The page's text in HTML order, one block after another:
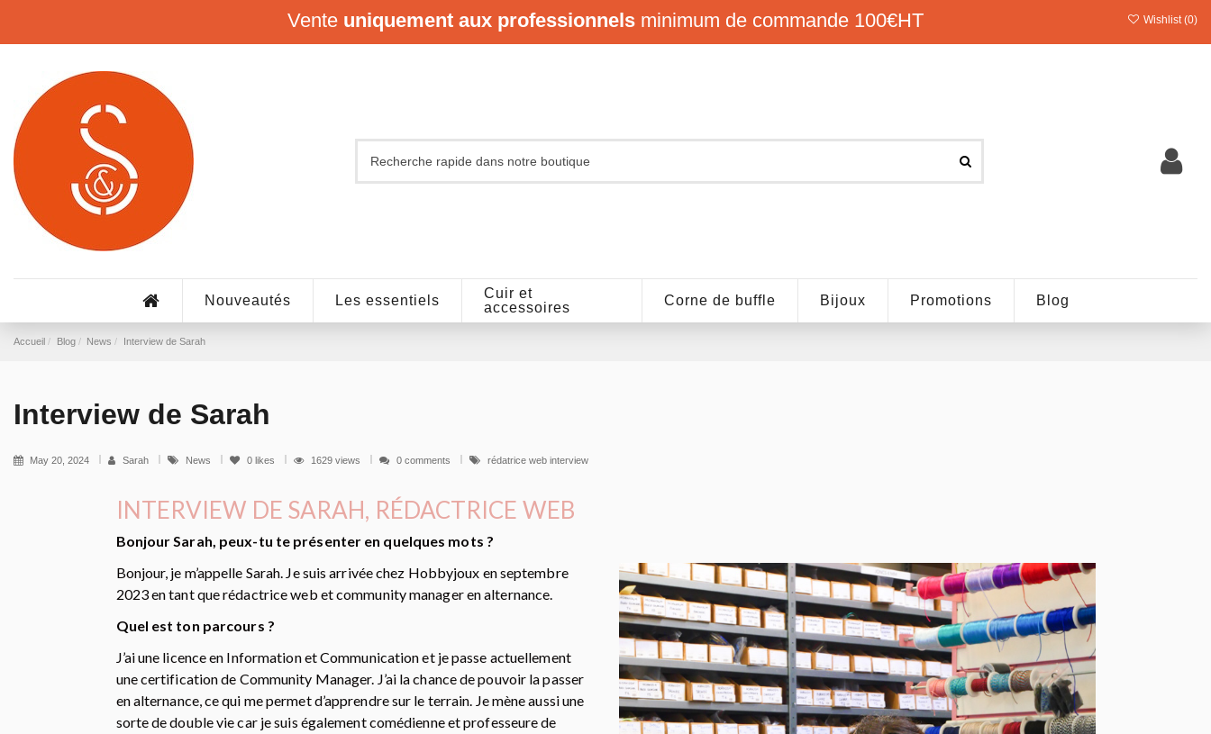
Vente uniquement aux professionnels minimum de commande 100€HT Wishlist (0)
Nouveautés Les essentiels
Cuir et
accessoires
Corne de buffle Bijoux Promotions Blog
Accueil Blog News Interview de Sarah
Interview de Sarah
May 20, 2024 Sarah News 0 likes 1629 views 0 comments rédatrice web interview
INTERVIEW DE SARAH, RÉDACTRICE WEB
Bonjour Sarah, peux-tu te présenter en quelques mots ?
Bonjour, je m’appelle Sarah. Je suis arrivée chez Hobbyjoux en septembre
2023 en tant que rédactrice web et community manager en alternance.
Quel est ton parcours ?
J’ai une licence en Information et Communication et je passe actuellement
une certification de Community Manager. J’ai la chance de pouvoir la passer
en alternance, ce qui me permet d’apprendre sur le terrain. Je mène aussi une
sorte de double vie car je suis également comédienne et professeure de